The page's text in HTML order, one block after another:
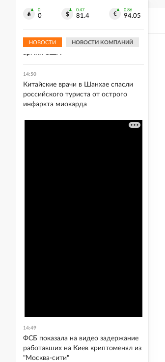
0
0
0.47
81.4
0.86
94.05
НОВОСТИ НОВОСТИ КОМПАНИЙ
утечками о нехватке боеприпасов в
армии США
14:50
Китайские врачи в Шанхае спасли
российского туриста от острого
инфаркта миокарда
14:49
ФСБ показала на видео задержание
работавших на Киев криптоменял из
"Москва-сити"